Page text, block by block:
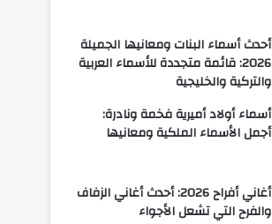
أحدث أسماء البنات ومعانيها الجميلة
2026: قائمة متجددة للأسماء العربية
والتركية والخليجية
أسماء أولاد أميرية فخمة ونادرة:
أجمل الأسماء الملكية ومعانيها
أغاني أفراح 2026: أحدث أغاني الزفاف
والفرح التي تشعل الأجواء